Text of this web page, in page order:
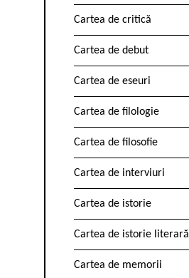
Cartea de critică
Cartea de debut
Cartea de eseuri
Cartea de filologie
Cartea de filosofie
Cartea de interviuri
Cartea de istorie
Cartea de istorie literară
Cartea de memorii